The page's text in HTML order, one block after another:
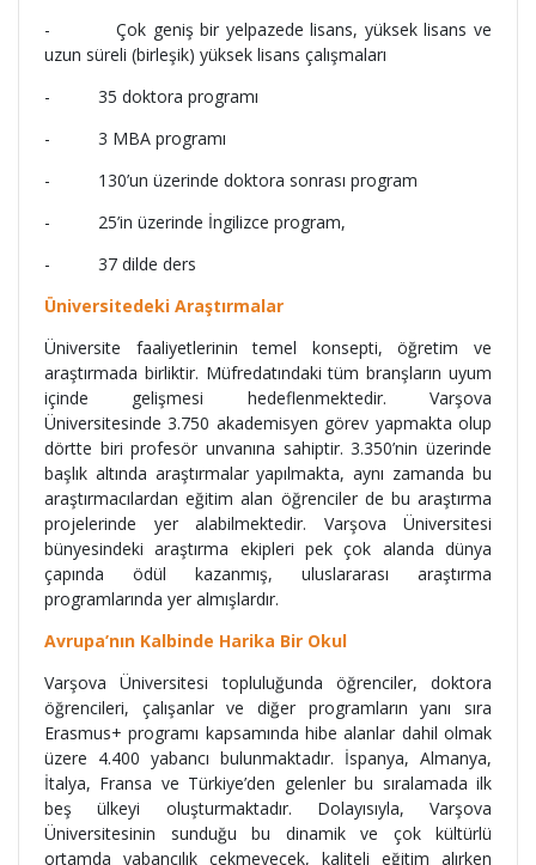
- Çok geniş bir yelpazede lisans, yüksek lisans ve
uzun süreli (birleşik) yüksek lisans çalışmaları
- 35 doktora programı
- 3 MBA programı
- 130’un üzerinde doktora sonrası program
- 25’in üzerinde İngilizce program,
- 37 dilde ders
Üniversitedeki Araştırmalar
Üniversite faaliyetlerinin temel konsepti, öğretim ve
araştırmada birliktir. Müfredatındaki tüm branşların uyum
içinde gelişmesi hedeflenmektedir. Varşova
Üniversitesinde 3.750 akademisyen görev yapmakta olup
dörtte biri profesör unvanına sahiptir. 3.350’nin üzerinde
başlık altında araştırmalar yapılmakta, aynı zamanda bu
araştırmacılardan eğitim alan öğrenciler de bu araştırma
projelerinde yer alabilmektedir. Varşova Üniversitesi
bünyesindeki araştırma ekipleri pek çok alanda dünya
çapında ödül kazanmış, uluslararası araştırma
programlarında yer almışlardır.
Avrupa’nın Kalbinde Harika Bir Okul
Varşova Üniversitesi topluluğunda öğrenciler, doktora
öğrencileri, çalışanlar ve diğer programların yanı sıra
Erasmus+ programı kapsamında hibe alanlar dahil olmak
üzere 4.400 yabancı bulunmaktadır. İspanya, Almanya,
İtalya, Fransa ve Türkiye’den gelenler bu sıralamada ilk
beş ülkeyi oluşturmaktadır. Dolayısıyla, Varşova
Üniversitesinin sunduğu bu dinamik ve çok kültürlü
ortamda yabancılık çekmeyecek, kaliteli eğitim alırken